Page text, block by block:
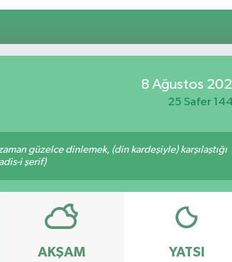
%0.38
8 Ağustos
25 Safer
güzelce dinlemek, (din kardeşiyle) karşılaştığı
i şerif)
AKŞAM YATSI